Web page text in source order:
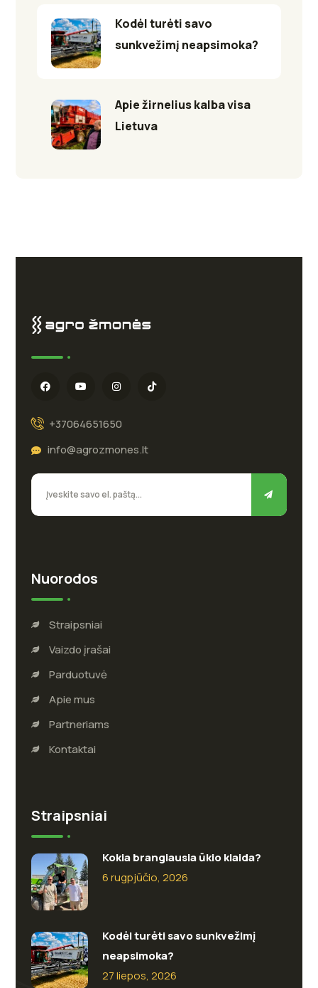
Kodėl turėti savo
sunkvežimį neapsimoka?
Apie žirnelius kalba visa
Lietuva
+37064651650
info@agrozmones.lt
Nuorodos
Straipsniai
Vaizdo įrašai
Parduotuvė
Apie mus
Partneriams
Kontaktai
Straipsniai
Kokia brangiausia ūkio klaida?
6 rugpjūčio, 2026
Kodėl turėti savo sunkvežimį
neapsimoka?
27 liepos, 2026